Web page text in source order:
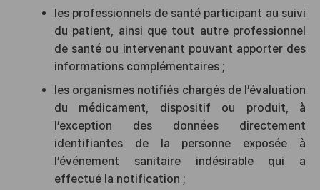
les professionnels de santé participant au suivi
du patient, ainsi que tout autre professionnel
de santé ou intervenant pouvant apporter des
informations complémentaires ;
les organismes notifiés chargés de l’évaluation
du médicament, dispositif ou produit, à
l’exception des données directement
identifiantes de la personne exposée à
l’événement sanitaire indésirable qui a
effectué la notification ;